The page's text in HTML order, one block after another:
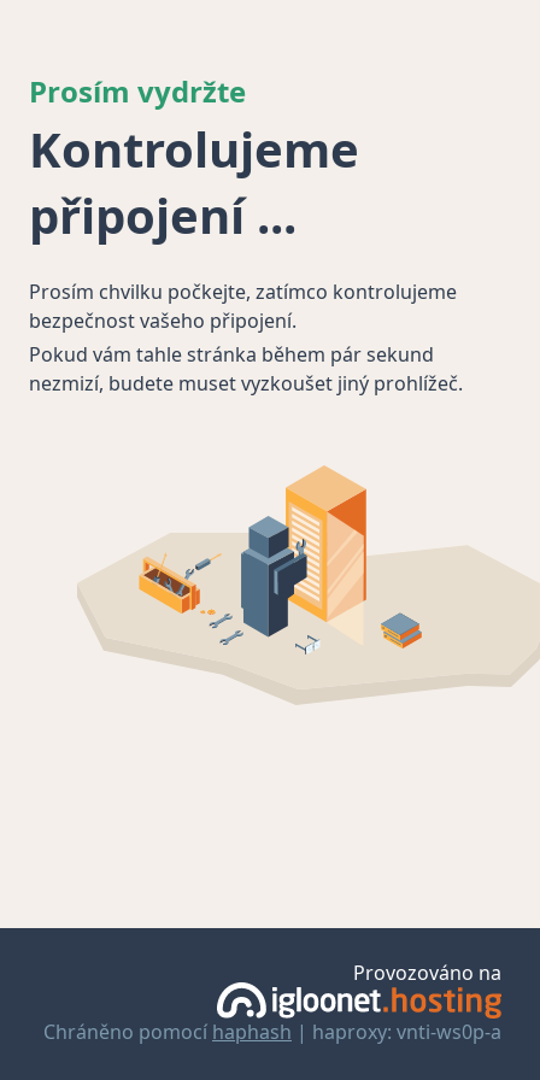
Prosím vydržte
Kontrolujeme
připojení
Prosím chvilku počkejte, zatímco kontrolujeme
bezpečnost vašeho připojení.
Pokud vám tahle stránka během pár sekund
nezmizí, budete muset vyzkoušet jiný prohlížeč.
Provozováno na
Chráněno pomocí haphash | haproxy: vnti-ws0p-a